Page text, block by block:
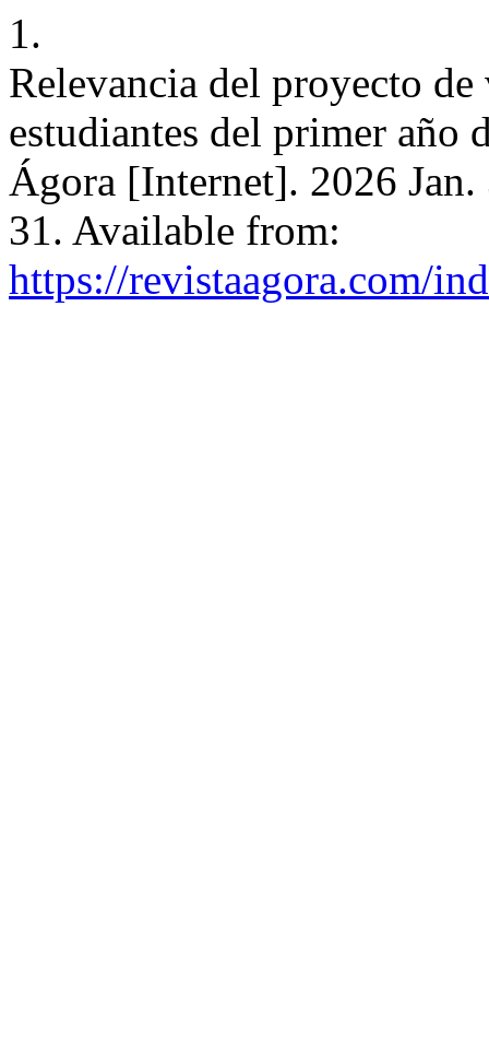
1.
Relevancia del proyecto
estudiantes del primer
Ágora [Internet]. 2026
31. Available from:
https://revistaagora.com/